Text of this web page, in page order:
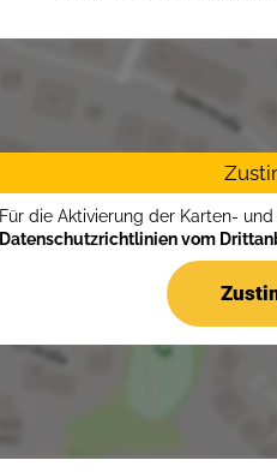
Für die Aktivierung der Karten-
Datenschutzrichtlinien vom